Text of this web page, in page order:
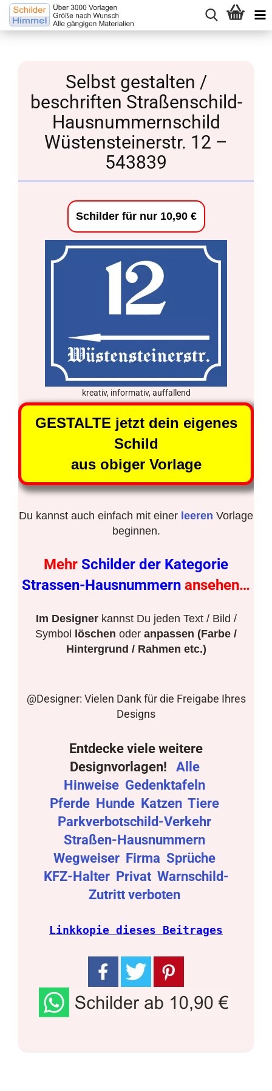
Selbst gestalten /
beschriften Straßenschild-
Hausnummernschild
Wüstensteinerstr. 12 –
543839
Schilder für nur 10,90 €
kreativ, informativ, auffallend
GESTALTE jetzt dein eigenes
Schild
aus obiger Vorlage
Du kannst auch einfach mit einer leeren Vorlage
beginnen.
Mehr Schilder der Kategorie
Strassen-Hausnummern ansehen…
Im Designerkannst Du jeden Text / Bild /
Symbol löschen oder anpassen (Farbe /
Hintergrund / Rahmen etc.)
@Designer: Vielen Dank für die Freigabe Ihres
Designs
Entdecke viele weitere
Designvorlagen!
Alle
Hinweise Gedenktafeln
Pferde Hunde Katzen Tiere
Parkverbotschild-Verkehr
Straßen-Hausnummern
Wegweiser Firma Sprüche
KFZ-Halter Privat Warnschild-
Zutritt verboten
Linkkopie dieses Beitrages